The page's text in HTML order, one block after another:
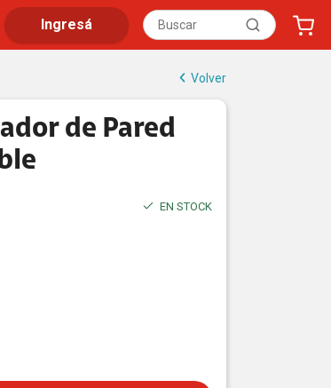
Ingresá
Volver
de Pared
EN STOCK